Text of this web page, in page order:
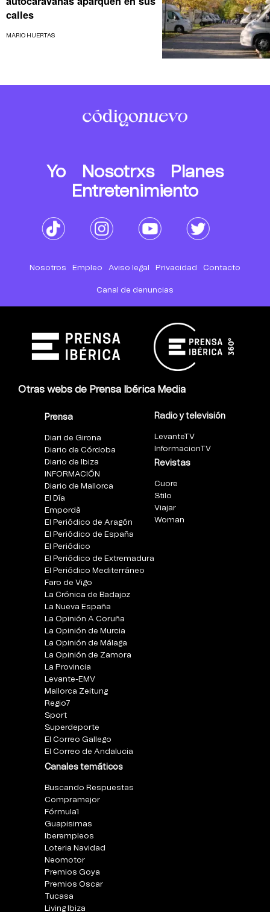
calles
MARIO HUERTAS
Yo Nosotrxs
Planes
Entretenimiento
Nosotros Empleo Aviso legal Privacidad Contacto
Canal de denuncias
Otras webs de Prensa Ibérica Media
Prensa
Diari de Girona
Diario de Córdoba
Diario de Ibiza
INFORMACIÓN
Diario de Mallorca
El Día
Empordà
El Periódico de Aragón
El Periódico de España
El Periódico
El Periódico de Extremadura
El Periódico Mediterráneo
Faro de Vigo
La Crónica de Badajoz
La Nueva España
La Opinión A Coruña
La Opinión de Murcia
La Opinión de Málaga
La Opinión de Zamora
La Provincia
Levante-EMV
Mallorca Zeitung
Regio7
Sport
Superdeporte
El Correo Gallego
El Correo de Andalucia
Canales temáticos
Buscando Respuestas
Compramejor
Fórmula1
Guapisimas
Iberempleos
Loteria Navidad
Neomotor
Premios Goya
Premios Oscar
Tucasa
Living Ibiza
Radio y televisión
LevanteTV
InformacionTV
Revistas
Cuore
Stilo
Viajar
Woman